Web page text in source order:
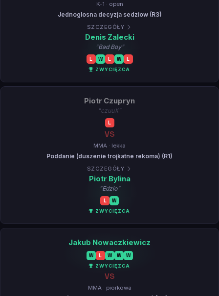
K-1 · open
Jednoglosna decyzja sedziow (R3)
SZCZEGÓŁY
Denis Zalecki
"Bad Boy"
L W L W L
ZWYCIĘZCA
Piotr Czupryn
"czuuX"
L
VS
MMA · lekka
Poddanie (duszenie trojkatne rekoma) (R1)
SZCZEGÓŁY
Piotr Bylina
"Edzio"
L W
ZWYCIĘZCA
Jakub Nowaczkiewicz
W L W W W
ZWYCIĘZCA
VS
MMA · piorkowa